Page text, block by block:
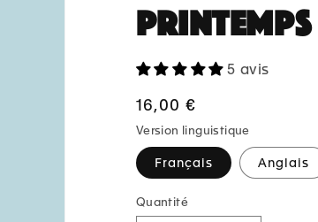
printemps
5 avis
Prix
habituel
16,00 €
Version linguistique
Français Anglais
Quantité